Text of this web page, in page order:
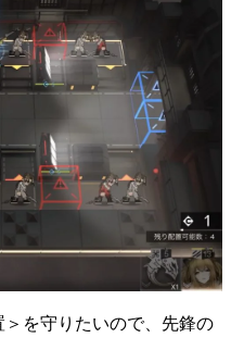
を守りたいので、先鋒の